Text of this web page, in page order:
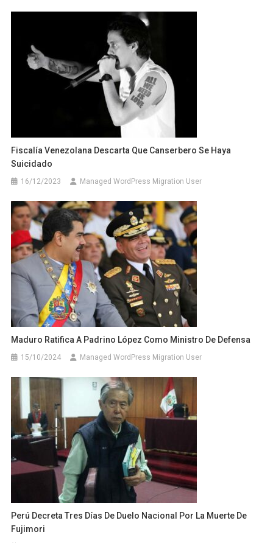
Fiscalía Venezolana Descarta Que Canserbero Se Haya
Suicidado
16/12/2023 Managed WordPress Migration User
Maduro Ratifica A Padrino López Como Ministro De Defensa
15/10/2024 Managed WordPress Migration User
Perú Decreta Tres Días De Duelo Nacional Por La Muerte De
Fujimori